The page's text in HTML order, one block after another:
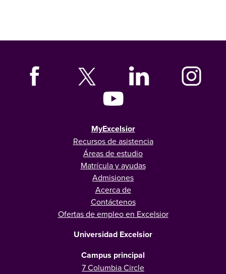
MyExcelsior
Recursos de asistencia
Áreas de estudio
Matrícula y ayudas
Admisiones
Acerca de
Contáctenos
Ofertas de empleo en Excelsior
Universidad Excelsior
Campus principal
7 Columbia Circle